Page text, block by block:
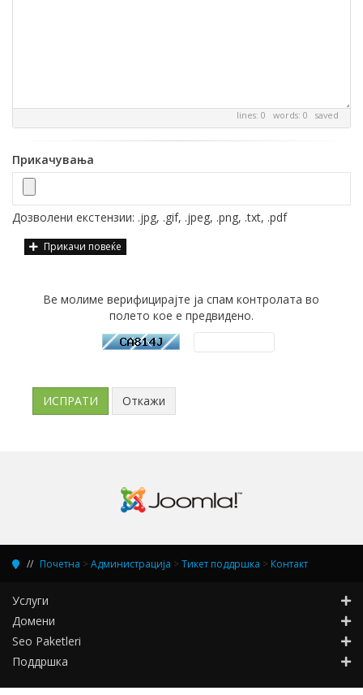
lines: 0 words: 0 saved
Прикачувања
Дозволени екстензии: .jpg, .gif, .jpeg, .png, .txt, .pdf
Прикачи повеќе
Ве молиме верифицирајте ја спам контролата во
полето кое е предвидено.
Откажи
Почетна > Администрација > Тикет поддршка > Контакт
Услуги
Домени
Seo Paketleri
Поддршка